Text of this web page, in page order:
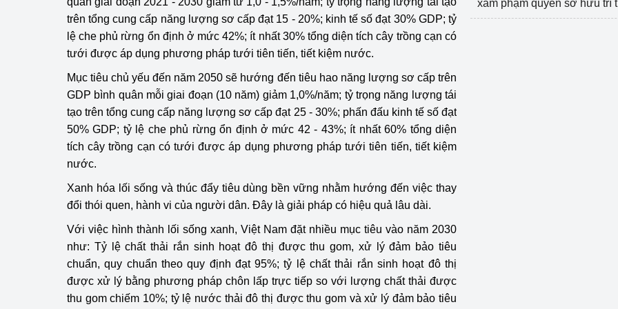
trên tổng cung cấp năng lượng sơ cấp đạt 15 - 20%; kinh tế số đạt 30% GDP; tỷ
lệ che phủ rừng ổn định ở mức 42%; ít nhất 30% tổng diện tích cây trồng cạn có
tưới được áp dụng phương pháp tưới tiên tiến, tiết kiệm nước.
Mục tiêu chủ yếu đến năm 2050 sẽ hướng đến tiêu hao năng lượng sơ cấp trên
GDP bình quân mỗi giai đoạn (10 năm) giảm 1,0%/năm; tỷ trọng năng lượng tái
tạo trên tổng cung cấp năng lượng sơ cấp đạt 25 - 30%; phấn đấu kinh tế số đạt
50% GDP; tỷ lệ che phủ rừng ổn định ở mức 42 - 43%; ít nhất 60% tổng diện
tích cây trồng cạn có tưới được áp dụng phương pháp tưới tiên tiến, tiết kiệm
nước.
Xanh hóa lối sống và thúc đẩy tiêu dùng bền vững nhằm hướng đến việc thay
đổi thói quen, hành vi của người dân. Đây là giải pháp có hiệu quả lâu dài.
Với việc hình thành lối sống xanh, Việt Nam đặt nhiều mục tiêu vào năm 2030
như: Tỷ lệ chất thải rắn sinh hoạt đô thị được thu gom, xử lý đảm bảo tiêu
chuẩn, quy chuẩn theo quy định đạt 95%; tỷ lệ chất thải rắn sinh hoạt đô thị
được xử lý bằng phương pháp chôn lấp trực tiếp so với lượng chất thải được
thu gom chiếm 10%; tỷ lệ nước thải đô thị được thu gom và xử lý đảm bảo tiêu
xâm phạm quyền sở hữu trí